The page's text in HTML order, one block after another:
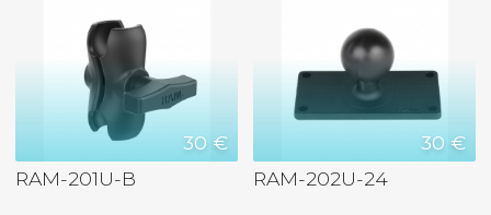
30 €
RAM-201U-B
30 €
RAM-202U-24